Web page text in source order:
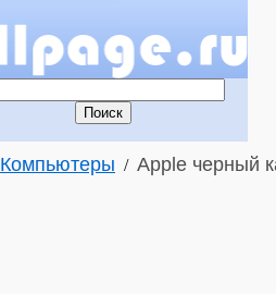
Компьютеры / Apple черный